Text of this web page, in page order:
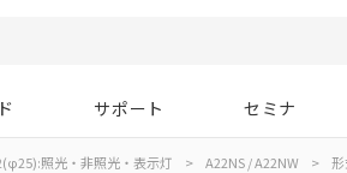
サポート セミナ
照光・非照光・表示灯 > A22NS / A22NW >